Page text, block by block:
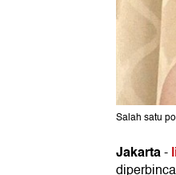
Salah satu
Jakarta-